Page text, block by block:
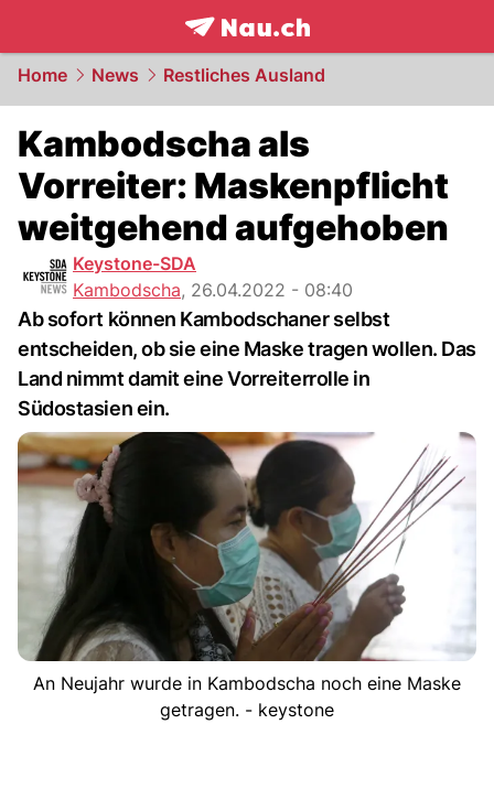
frontpage.NAU.ch
Home News Restliches Ausland
Kambodscha als
Vorreiter: Maskenpflicht
weitgehend aufgehoben
Keystone-SDA
Kambodscha, 26.04.2022 - 08:40
Ab sofort können Kambodschaner selbst
entscheiden, ob sie eine Maske tragen wollen. Das
Land nimmt damit eine Vorreiterrolle in
Südostasien ein.
An Neujahr wurde in Kambodscha noch eine Maske
getragen. - keystone